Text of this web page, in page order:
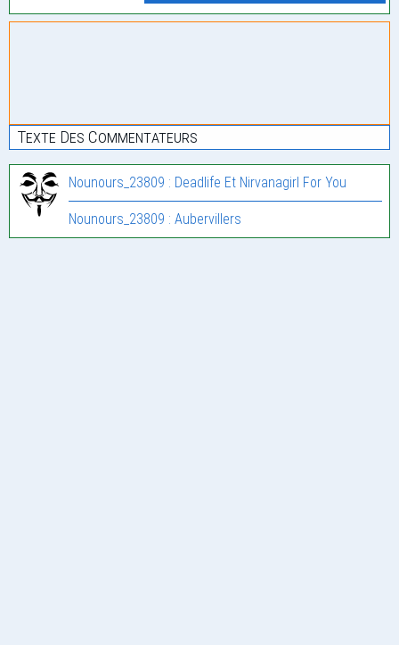
Texte Des Commentateurs
Nounours_23809 : Deadlife Et Nirvanagirl For You
Nounours_23809 : Aubervillers